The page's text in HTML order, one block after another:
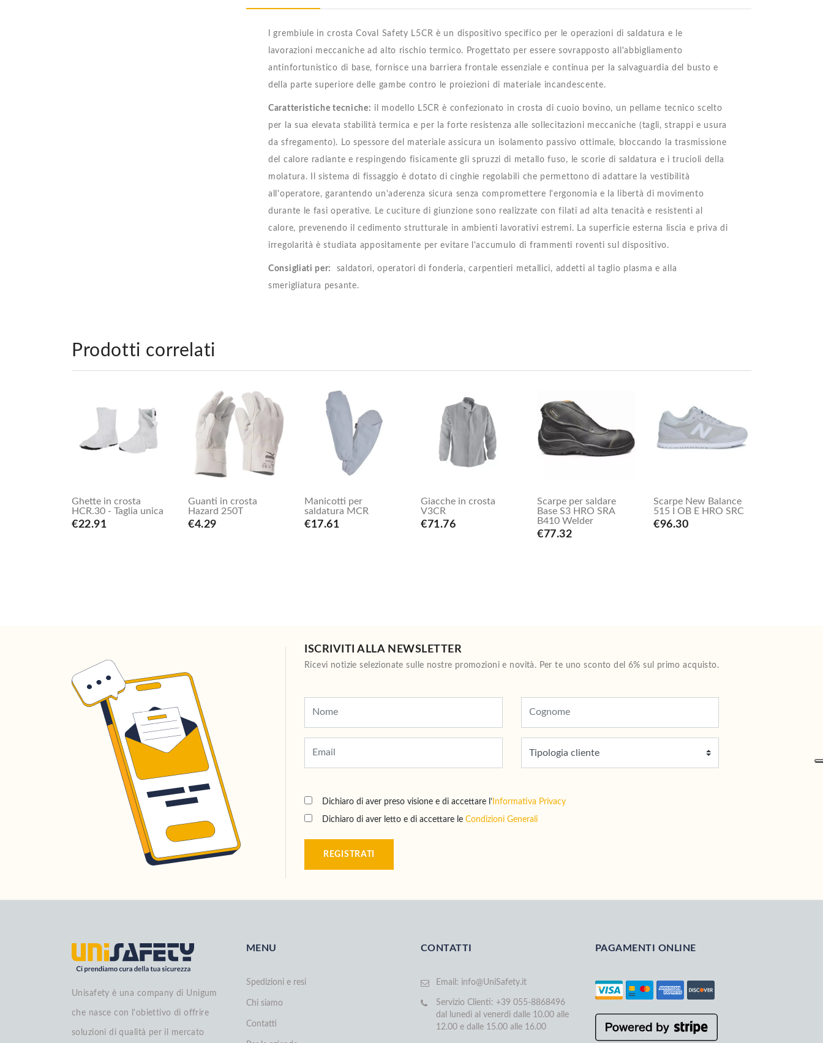
l grembiule in crosta Coval Safety L5CR è un dispositivo specifico per le operazioni di saldatura e le
lavorazioni meccaniche ad alto rischio termico. Progettato per essere sovrapposto all'abbigliamento
antinfortunistico di base, fornisce una barriera frontale essenziale e continua per la salvaguardia del busto e
della parte superiore delle gambe contro le proiezioni di materiale incandescente.
Caratteristiche tecniche: il modello L5CR è confezionato in crosta di cuoio bovino, un pellame tecnico scelto
per la sua elevata stabilità termica e per la forte resistenza alle sollecitazioni meccaniche (tagli, strappi e usura
da sfregamento). Lo spessore del materiale assicura un isolamento passivo ottimale, bloccando la trasmissione
del calore radiante e respingendo fisicamente gli spruzzi di metallo fuso, le scorie di saldatura e i trucioli della
molatura. Il sistema di fissaggio è dotato di cinghie regolabili che permettono di adattare la vestibilità
all'operatore, garantendo un'aderenza sicura senza compromettere l'ergonomia e la libertà di movimento
durante le fasi operative. Le cuciture di giunzione sono realizzate con filati ad alta tenacità e resistenti al
calore, prevenendo il cedimento strutturale in ambienti lavorativi estremi. La superficie esterna liscia e priva di
irregolarità è studiata appositamente per evitare l'accumulo di frammenti roventi sul dispositivo.
Consigliati per:
saldatori, operatori di fonderia, carpentieri metallici, addetti al taglio plasma e alla
smerigliatura pesante.
Prodotti correlati
Ghette in crosta
HCR.30 - Taglia unica
€22.91
Guanti in crosta
Hazard 250T
€4.29
Manicotti per
saldatura MCR
€17.61
Giacche in crosta
V3CR
€71.76
Scarpe per saldare
Base S3 HRO SRA
B410 Welder
€77.32
Scarpe New Balance
515 I OB E HRO SRC
€96.30
ISCRIVITI ALLA NEWSLETTER
Ricevi notizie selezionate sulle nostre promozioni e novità. Per te uno sconto del 6% sul primo acquisto.
Dichiaro di aver preso visione e di accettare l’ Informativa Privacy
Dichiaro di aver letto e di accettare le Condizioni Generali
REGISTRATI
Unisafety è una company di Unigum
che nasce con l'obiettivo di offrire
soluzioni di qualità per il mercato
MENU
Spedizioni e resi
Chi siamo
Contatti
CONTATTI
Email: info@UniSafety.it
Servizio Clienti: +39 055-8868496
dal lunedi al venerdi dalle 10.00 alle
12.00 e dalle 15.00 alle 16.00
PAGAMENTI ONLINE